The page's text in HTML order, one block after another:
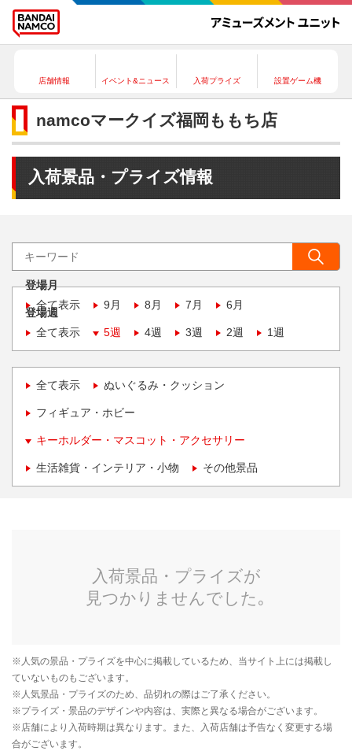
店舗情報 イベント&ニュース 入荷プライズ 設置ゲーム機
namcoマークイズ福岡ももち店
入荷景品・プライズ情報
登場月
全て表示
9月 8月 7月 6月
登場週
全て表示
5週 4週 3週 2週 1週
全て表示 ぬいぐるみ・クッション
フィギュア・ホビー
キーホルダー・マスコット・アクセサリー
生活雑貨・インテリア・小物 その他景品